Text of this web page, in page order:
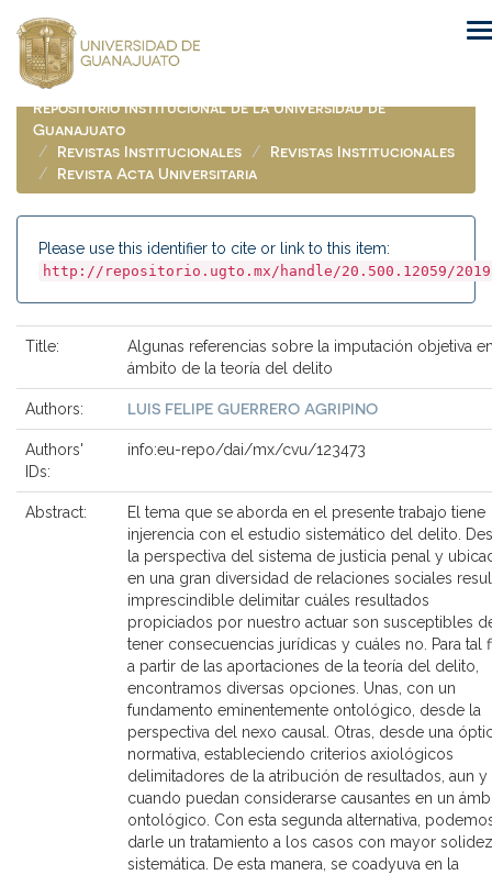
navigation
Repositorio Institucional de la Universidad de
Guanajuato
Revistas Institucionales
Revistas Institucionales
Revista Acta Universitaria
Please use this identifier to cite or link to this item:
http://repositorio.ugto.mx/handle/20.500.12059/2019
Title:
Algunas referencias sobre la imputación objetiva
ámbito de la teoría del delito
Authors: LUIS FELIPE GUERRERO AGRIPINO
Authors'
IDs:
info:eu-repo/dai/mx/cvu/123473
Abstract:
El tema que se aborda en el presente trabajo tiene
injerencia con el estudio sistemático del delito.
la perspectiva del sistema de justicia penal y
en una gran diversidad de relaciones sociales
imprescindible delimitar cuáles resultados
propiciados por nuestro actuar son susceptibles
tener consecuencias jurídicas y cuáles no. Para tal
a partir de las aportaciones de la teoría del delito,
encontramos diversas opciones. Unas, con un
fundamento eminentemente ontológico, desde la
perspectiva del nexo causal. Otras, desde una
normativa, estableciendo criterios axiológicos
delimitadores de la atribución de resultados, aun y
cuando puedan considerarse causantes en un
ontológico. Con esta segunda alternativa,
darle un tratamiento a los casos con mayor solidez
sistemática. De esta manera, se coadyuva en la